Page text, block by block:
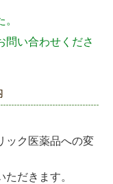
問い合わせくださ
ック医薬品への変
だきます。